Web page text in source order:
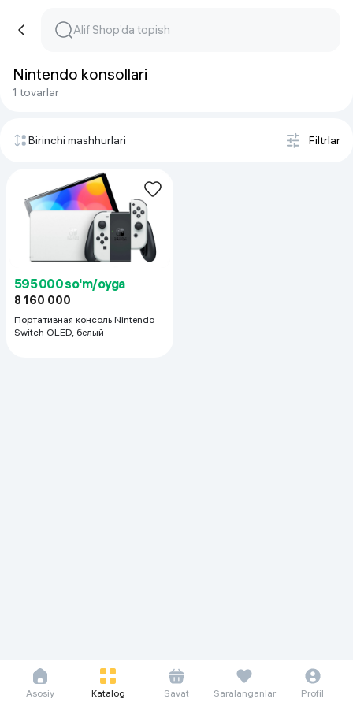
Nintendo konsollari
1 tovarlar
Birinchi mashhurlari Filtrlar
595 000 so'm/oyga
8 160 000
Портативная консоль Nintendo
Switch OLED, белый
Asosiy Katalog Savat Saralanganlar Profil